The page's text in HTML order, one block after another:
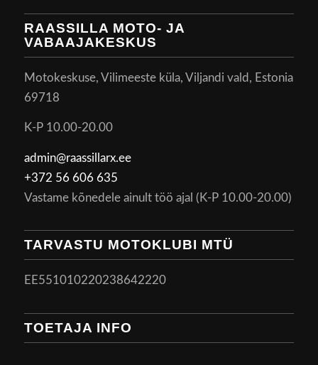
RAASSILLA MOTO- JA
VABAAJAKESKUS
Motokeskuse, Vilimeeste küla, Viljandi vald, Estonia
69718
K-P 10.00-20.00
admin@raassillarx.ee
+372 56 606 635
Vastame kõnedele ainult töö ajal (K-P 10.00-20.00)
TARVASTU MOTOKLUBI MTÜ
EE551010220238642220
TOETAJA INFO